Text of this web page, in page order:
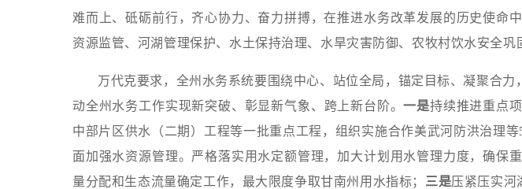
难而上、砥砺前行，齐心协力、奋力拼搏，在推进水务改革发展的历史使命
资源监管、河湖管理保护、水土保持治理、水旱灾害防御、农牧村饮水安全
万代克要求，全州水务系统要围绕中心、站位全局，锚定目标、凝聚合
动全州 水务工作实现新突破、彰显新气象、跨上新台阶。一是持续推进重点
中部片区供水（二期）工程等一批重点工程，组织实施合作美武河防洪治理等
面加强水资源管理。严格落实用水定额管理，加大计划用水管理力度，确保
量分配和生态流量确定工作，最大限度争取甘南州用水指标； 三是压紧压实河